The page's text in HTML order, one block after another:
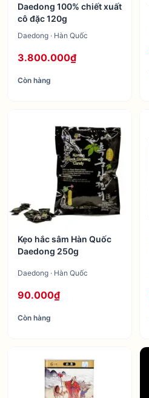
Daedong 100% chiết xuất
cô đặc 120g
Daedong · Hàn Quốc
3.800.000₫
Còn hàng
Kẹo hắc sâm Hàn Quốc
Daedong 250g
Daedong · Hàn Quốc
90.000₫
Còn hàng